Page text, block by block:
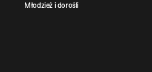
Młodzież i dorośli